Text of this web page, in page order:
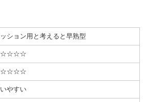
ッション用と考えると早熟型
やすい